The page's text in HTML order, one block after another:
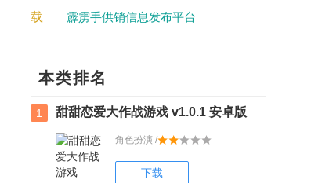
载
霹雳手供销信息发布平台
本类排名
1 甜甜恋爱大作战游戏 v1.0.1 安卓版
角色扮演 /
下载